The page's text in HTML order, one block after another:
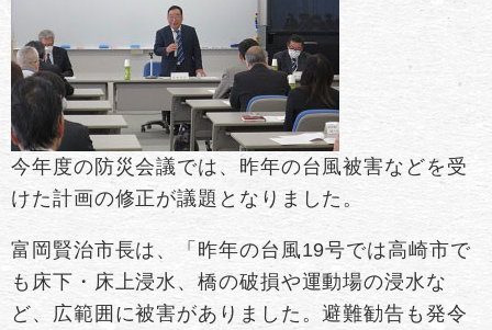
今年度の防災会議では、昨年の台風被害などを受
けた計画の修正が議題となりました。
富岡賢治市長は、「昨年の台風19号では高崎市で
も床下・床上浸水、橋の破損や運動場の浸水な
ど、広範囲に被害がありました。避難勧告も発令